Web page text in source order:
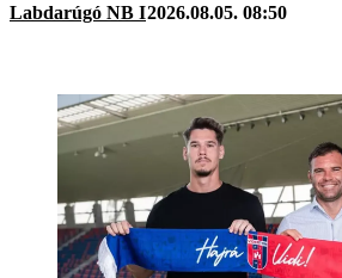
Labdarúgó NB I2026.08.05. 08:50